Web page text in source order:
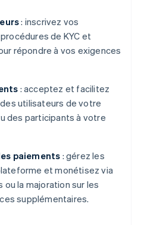
: inscrivez vos
de KYC et
répondre à vos exigences
: acceptez et facilitez
utilisateurs de votre
des participants à votre
paiements : gérez les
et monétisez via
la majoration sur les
supplémentaires.